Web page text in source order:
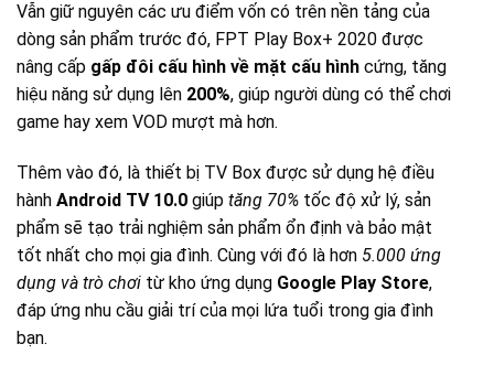
Vẫn giữ nguyên các ưu điểm vốn có trên nền tảng của
dòng sản phẩm trước đó, FPT Play Box+ 2020 được
nâng cấp gấp đôi cấu hình về mặt cấu hình cứng, tăng
hiệu năng sử dụng lên 200%, giúp người dùng có thể chơi
game hay xem VOD mượt mà hơn.
Thêm vào đó, là thiết bị TV Box được sử dụng hệ điều
hành Android TV 10.0 giúp tăng 70% tốc độ xử lý, sản
phẩm sẽ tạo trải nghiệm sản phẩm ổn định và bảo mật
tốt nhất cho mọi gia đình. Cùng với đó là hơn 5.000 ứng
dụng và trò chơi từ kho ứng dụng Google Play Store,
đáp ứng nhu cầu giải trí của mọi lứa tuổi trong gia đình
bạn.